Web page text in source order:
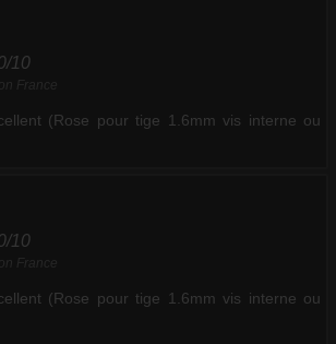
10
(Rose pour tige 1.6mm vis interne ou
10
(Rose pour tige 1.6mm vis interne ou